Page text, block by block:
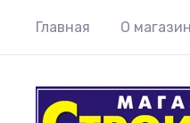
Главная О